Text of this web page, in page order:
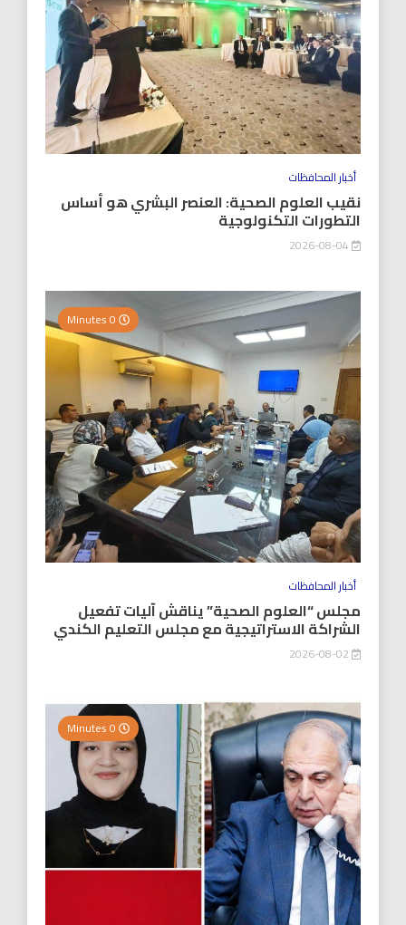
أخبار المحافظات
نقيب العلوم الصحية: العنصر البشري هو أساس
التطورات التكنولوجية
أخبار المحافظات
مجلس “العلوم الصحية” يناقش آليات تفعيل
الشراكة الاستراتيجية مع مجلس التعليم الكندي